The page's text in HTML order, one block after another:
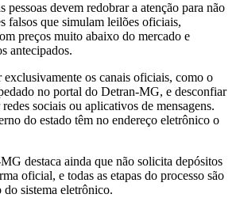
pessoas devem redobrar a atenção para não
falsos que simulam leilões oficiais,
preços muito abaixo do mercado e
antecipados.
exclusivamente os canais oficiais, como o
no portal do Detran-MG, e desconfiar
sociais ou aplicativos de mensagens.
do estado têm no endereço eletrônico o
destaca ainda que não solicita depósitos
oficial, e todas as etapas do processo são
sistema eletrônico.